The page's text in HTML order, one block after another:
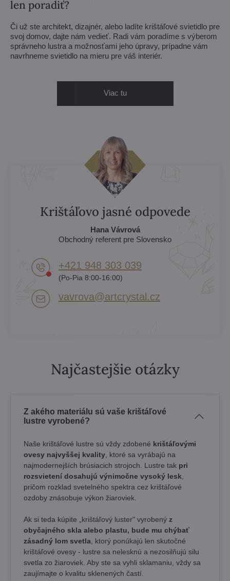
len poradiť?
Či už ste architekt, dizajnér, alebo ladíte krištáľové svietidlo pre
svoj domov, dajte nám vedieť. Radi vám poradíme s výberom
správneho lustra a možnosťami jeho úpravy, prípadne vám
navrhneme svietidlo na mieru pre váš interiér.
Viac tu
Krištáľovo jasné odpovede
Hana Vávrová
Obchodný referent pre Slovensko
+421 948 303 039
(Po-Pia 8:00-16:00)
vavrova​@artcrystal​.cz
Najčastejšie otázky
Z akého materiálu sú vaše krištáľové
lustre vyrobené?
Naše krištáľové lustre sú vždy zdobené krištáľovými
ovesy najvyššej kvality , ktoré sa vyrábajú na
najmodernejších brúsiacich strojoch. Lustre tak pri
rozsvietení dosahujú výnimočne vysoký lesk
pričom rozklad svetelného spektra cez krištáľové
ozdoby znásobuje výkon žiaroviek.
Ak si teda kúpite „krištáľový luster" vyrobený z
obyčajného skla alebo plastu, bude mu chýbať
zásadný lom svetla , ktorý ponúkajú len skutočné
krištáľové ovesy - lustre sa nelesknú a nezosilňujú silu
svetla zo žiaroviek. Aby ste sa vyhli sklamaniu, vždy sa
zaujímajte o kvalitu sklenených častí.